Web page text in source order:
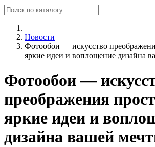
Новости
Фотообои — искусство
яркие идеи и воплощение дизайна
Фотообои —
преображения
яркие идеи и
дизайна вашей